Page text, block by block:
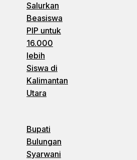
Salurkan
Beasiswa
PIP untuk
16.000
lebih
Siswa di
Kalimantan
Utara
Bupati
Bulungan
Syarwani